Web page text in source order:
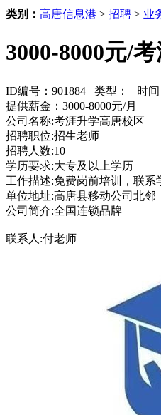
类别： 高唐信息港 > 招聘 > 业
3000-8000元/
ID编号：901884 类型： 时间
提供薪金：3000-8000元/月
公司名称:考涯升学高唐校区
招聘职位:招生老师
招聘人数:10
学历要求:大专及以上学历
工作描述:免费岗前培训，联系
单位地址:高唐县移动公司北邻
公司简介:全国连锁品牌
联系人:付老师